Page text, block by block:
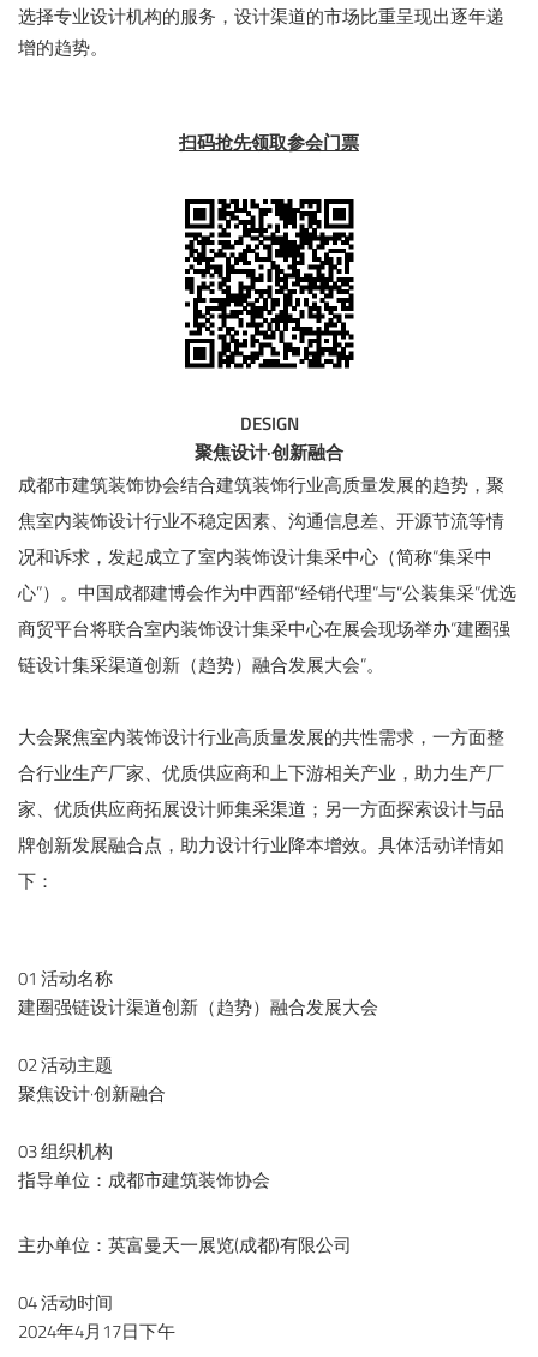
选择专业设计机构的服务，设计渠道的市场比重呈现出逐年递
增的趋势。
扫码抢先领取参会门票
DESIGN
聚焦设计·创新融合
成都市建筑装饰协会结合建筑装饰行业高质量发展的趋势，聚
焦室内装饰设计行业不稳定因素、沟通信息差、开源节流等情
况和诉求，发起成立了室内装饰设计集采中心（简称“集采中
心”）。中国成都建博会作为中西部“经销代理”与“公装集采”优选
商贸平台将联合室内装饰设计集采中心在展会现场举办“建圈强
链设计集采渠道创新（趋势）融合发展大会”。
大会聚焦室内装饰设计行业高质量发展的共性需求，一方面整
合行业生产厂家、优质供应商和上下游相关产业，助力生产厂
家、优质供应商拓展设计师集采渠道；另一方面探索设计与品
牌创新发展融合点，助力设计行业降本增效。具体活动详情如
下：
01 活动名称
建圈强链设计渠道创新（趋势）融合发展大会
02 活动主题
聚焦设计·创新融合
03 组织机构
指导单位：成都市建筑装饰协会
主办单位：英富曼天一展览(成都)有限公司
04 活动时间
2024年4月17日下午